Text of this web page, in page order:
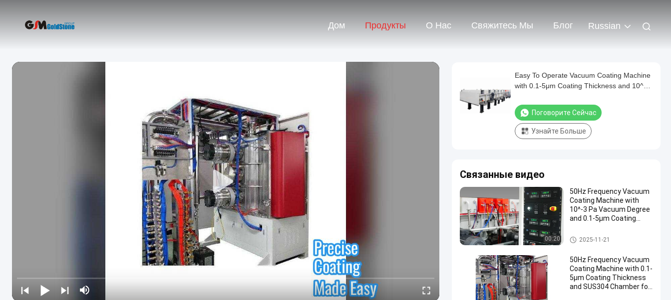
Дом Продукты О Нас Свяжитесь Мы Блог Russian
Easy To Operate Vacuum Coating Machine
with 0.1-5μm Coating Thickness and 10^-3
Evaporation Coating
Поговорите Сейчас
Узнайте Больше
Связанные видео
00:20
50Hz Frequency Vacuum
Coating Machine with
10^-3 Pa Vacuum Degree
and 0.1-5μm Coating
Лакировочная машина ваку
ума
2025-11-21
50Hz Frequency Vacuum
Coating Machine with 0.1-
5μm Coating Thickness
and SUS304 Chamber for